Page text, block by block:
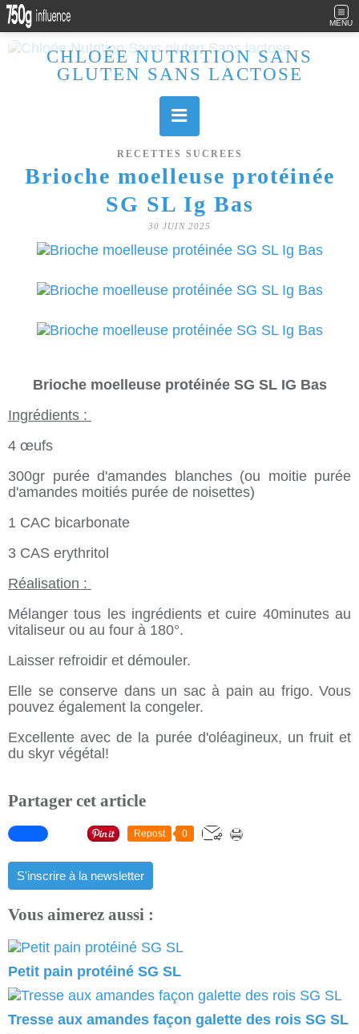
MENU
CHLOÉE NUTRITION SANS
GLUTEN SANS LACTOSE
RECETTES SUCREES
Brioche moelleuse protéinée
SG SL Ig Bas
30 JUIN 2025
Brioche moelleuse protéinée SG SL IG Bas
Ingrédients :
4 œufs
300gr purée d'amandes blanches (ou moitie purée
d'amandes moitiés purée de noisettes)
1 CAC bicarbonate
3 CAS erythritol
Réalisation :
Mélanger tous les ingrédients et cuire 40minutes au
vitaliseur ou au four à 180°.
Laisser refroidir et démouler.
Elle se conserve dans un sac à pain au frigo. Vous
pouvez également la congeler.
Excellente avec de la purée d'oléagineux, un fruit et
du skyr végétal!
Partager cet article
Repost 0
S'inscrire à la newsletter
Vous aimerez aussi :
Petit pain protéiné SG SL
Tresse aux amandes façon galette des rois SG SL